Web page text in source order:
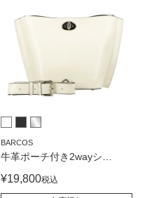
BARCOS
牛革ポーチ付き2wayシ
¥19,800税込